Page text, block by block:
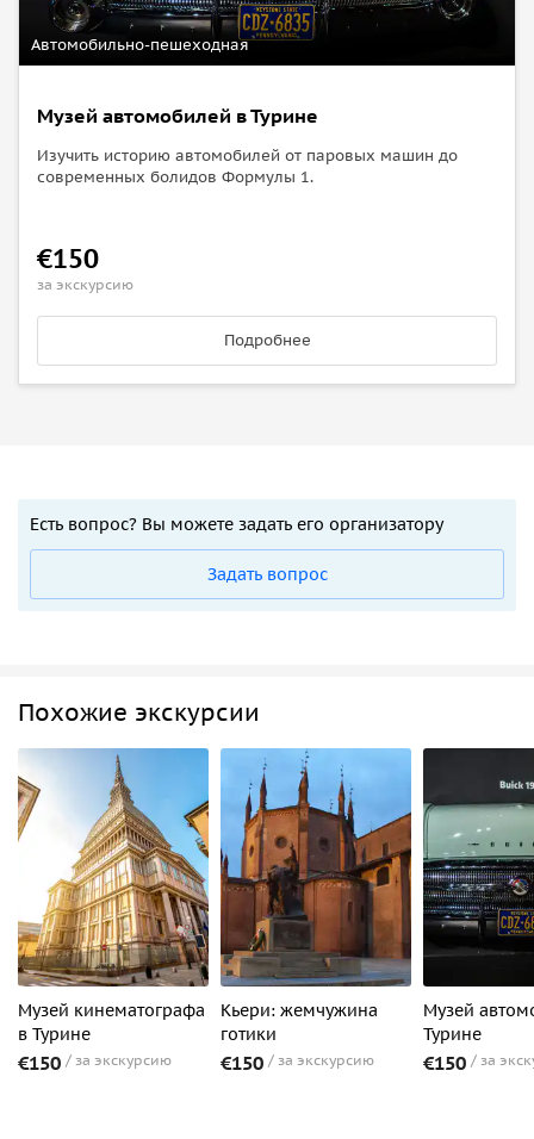
Автомобильно-пешеходная
Музей автомобилей в Турине
Изучить историю автомобилей от паровых машин до
современных болидов Формулы 1.
€150
за экскурсию
Подробнее
Есть вопрос? Вы можете задать его организатору
Задать вопрос
Похожие экскурсии
Музей кинематографа
в Турине
€150 за экскурсию
Кьери: жемчужина
готики
€150 за экскурсию
Музей
Турине
€150 за